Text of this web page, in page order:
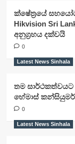
ක්ෂේත්‍රයේ
Hikvision Sri
අනුග්‍රහය දක්වයි
0
Latest News Sinhala
තම
හේමාස් කන්සියුමර්
0
Latest News Sinhala